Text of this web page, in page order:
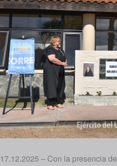
17.12.2025 – Con la presencia